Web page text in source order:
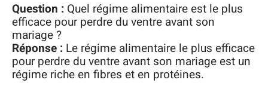
Question : Quel régime alimentaire est le plus
efficace pour perdre du ventre avant son
mariage ?
Réponse : Le régime alimentaire le plus efficace
pour perdre du ventre avant son mariage est un
régime riche en fibres et en protéines.